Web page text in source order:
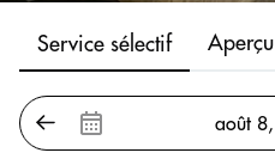
Service sélectif Aperçu